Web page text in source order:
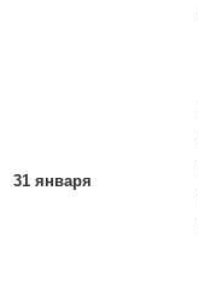
31 января